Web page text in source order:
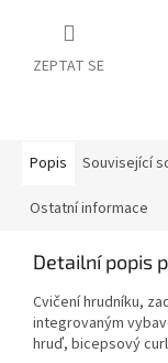
ZEPTAT SE
Popis Související
Ostatní informace
Detailní popis
Cvičení hrudníku,
integrovaným
hruď, bicepsový